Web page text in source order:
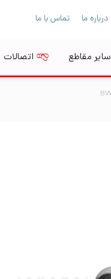
درباره ما تماس با ما
سایر مقاطع اتصالات